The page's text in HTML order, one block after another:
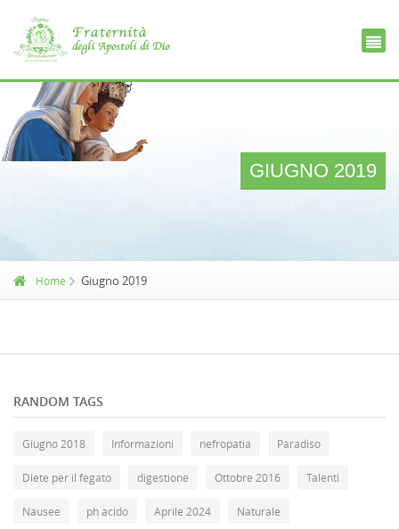
GIUGNO 2019
Home Giugno 2019
RANDOM TAGS
Giugno 2018 Informazioni nefropatia Paradiso
Diete per il fegato digestione Ottobre 2016 Talenti
Nausee ph acido Aprile 2024 Naturale